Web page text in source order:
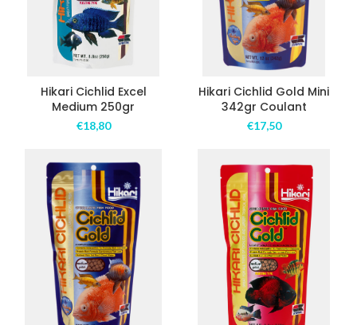
Hikari Cichlid Excel
Medium 250gr
€18,80
Hikari Cichlid Gold Mini
342gr Coulant
€17,50